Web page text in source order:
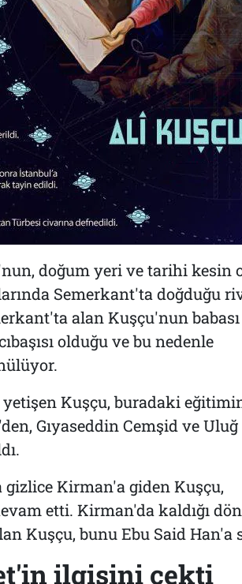
doğum yeri ve tarihi kesin
Semerkant'ta doğduğu
alan Kuşçu'nun babası
olduğu ve bu nedenle
Kuşçu, buradaki
Gıyaseddin Cemşid ve
gizlice Kirman'a giden Kuşçu,
etti. Kirman'da kaldığı
Kuşçu, bunu Ebu Said Han'a
ilgisini çekti